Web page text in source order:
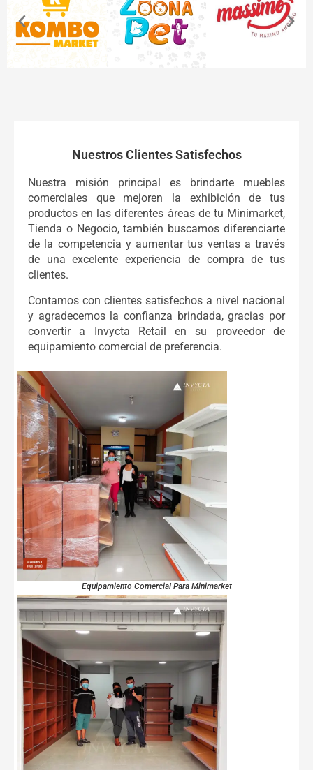
Nuestros Clientes Satisfechos
Nuestra misión principal es brindarte muebles
comerciales que mejoren la exhibición de tus
productos en las diferentes áreas de tu Minimarket,
Tienda o Negocio, también buscamos diferenciarte
de la competencia y aumentar tus ventas a través
de una excelente experiencia de compra de tus
clientes.
Contamos con clientes satisfechos a nivel nacional
y agradecemos la confianza brindada, gracias por
convertir a Invycta Retail en su proveedor de
equipamiento comercial de preferencia.
Equipamiento Comercial Para Minimarket